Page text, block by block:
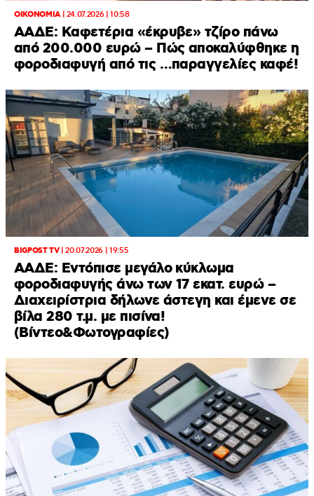
ΟΙΚΟΝΟΜΙΑ| 24.07.2026 | 10:58
ΑΑΔΕ: Καφετέρια «έκρυβε» τζίρο πάνω
από 200.000 ευρώ – Πώς αποκαλύφθηκε η
φοροδιαφυγή από τις …παραγγελίες καφέ!
BIGPOST TV|20.07.2026 | 19:55
ΑΑΔΕ: Εντόπισε μεγάλο κύκλωμα
φοροδιαφυγής άνω των 17 εκατ. ευρώ –
Διαχειρίστρια δήλωνε άστεγη και έμενε σε
βίλα 280 τ.μ. με πισίνα!
(Βίντεο&Φωτογραφίες)